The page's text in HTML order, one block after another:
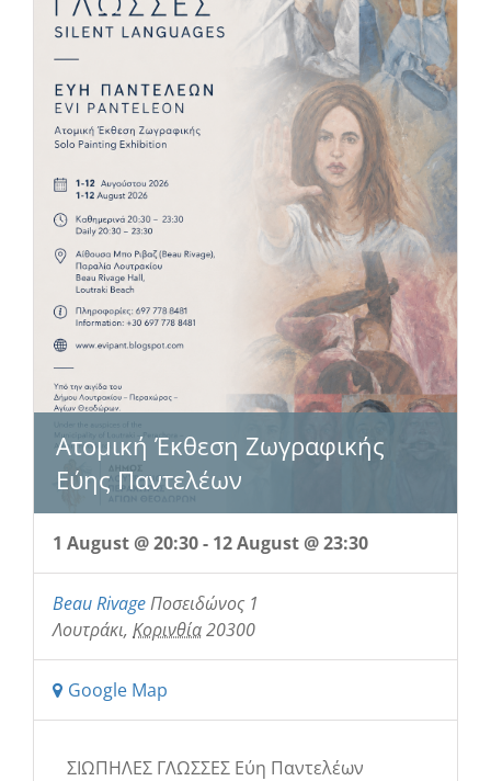
Ατομική Έκθεση Ζωγραφικής
Εύης Παντελέων
1 August @ 20:30- 12 August @ 23:30
Beau RivageΠοσειδώνος 1
Λουτράκι, Κορινθία20300
Google Map
ΣΙΩΠΗΛΕΣ ΓΛΩΣΣΕΣ Εύη Παντελέων